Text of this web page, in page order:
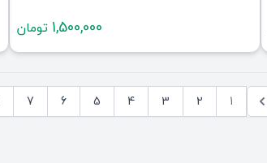
1,500,000 تومان
1
2
3
4
5
6
7